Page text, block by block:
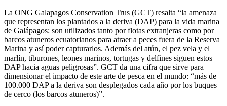
La ONG Galapagos Conservation Trus (GCT) resalta “la amenaza
que representan los plantados a la deriva (DAP) para la vida marina
de Galápagos: son utilizados tanto por flotas extranjeras como por
barcos atuneros ecuatorianos para atraer a peces fuera de la Reserva
Marina y así poder capturarlos. Además del atún, el pez vela y el
marlín, tiburones, leones marinos, tortugas y delfines siguen estos
DAP hacia aguas peligrosas”. GCT da una cifra que sirve para
dimensionar el impacto de este arte de pesca en el mundo: “más de
100.000 DAP a la deriva son desplegados cada año por los buques
de cerco (los barcos atuneros)”.